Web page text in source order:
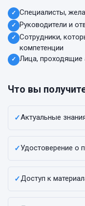
✓ Специалисты,
✓ Руководители и
✓ Сотрудники,
компетенции
✓ Лица, проходящие
Что вы
✓Актуальные
✓Удостоверение о
✓Доступ к